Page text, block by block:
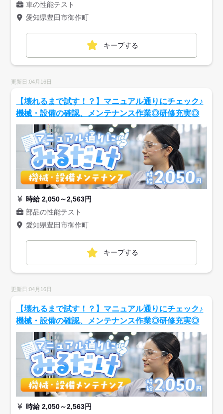
車の性能テスト
愛知県豊田市御作町
キープする
更新日:04月16日
【壊れるまで試す！？】マニュアル通りにチェック♪
機械・設備の確認、メンテナンス作業◎研修充実◎
時給 2,050～2,563円
部品の性能テスト
愛知県豊田市御作町
キープする
更新日:04月16日
【壊れるまで試す！？】マニュアル通りにチェック♪
機械・設備の確認、メンテナンス作業◎研修充実◎
時給 2,050～2,563円